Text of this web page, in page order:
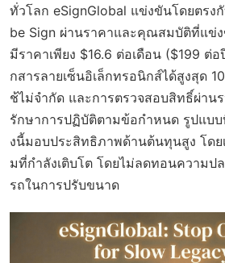
ทั่วโลก eSignGlobal แข่งขันโดยตรง
be Sign ผ่านราคาและคุณสมบัติที่แข่
มีราคาเพียง $16.6 ต่อเดือน ($199 ต่
กสารลายเซ็นอิเล็กทรอนิกส์ได้สูงสุด
ช้ไม่จำกัด และการตรวจสอบสิทธิ์ผ่าน
รักษาการปฏิบัติตามข้อกำหนด รูปแบ
งนี้มอบประสิทธิภาพด้านต้นทุนสูง โดย
มที่กำลังเติบโต โดยไม่ลดทอนความป
รถในการปรับขนาด